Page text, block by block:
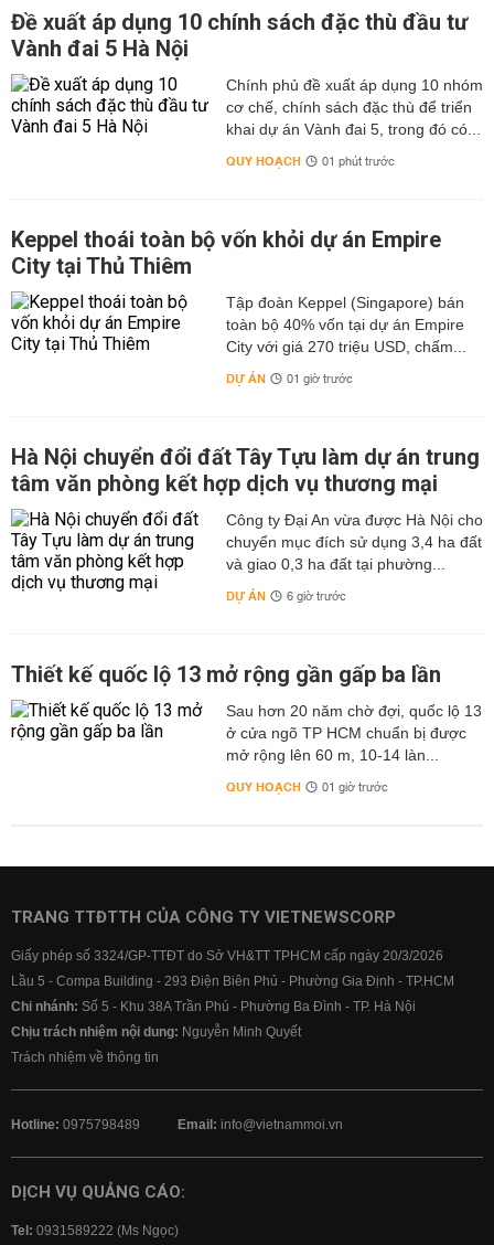
Đề xuất áp dụng 10 chính sách đặc thù đầu tư
Vành đai 5 Hà Nội
Chính phủ đề xuất áp dụng 10 nhóm
cơ chế, chính sách đặc thù để triển
khai dự án Vành đai 5, trong đó có...
QUY HOẠCH 01 phút trước
Keppel thoái toàn bộ vốn khỏi dự án Empire
City tại Thủ Thiêm
Tập đoàn Keppel (Singapore) bán
toàn bộ 40% vốn tại dự án Empire
City với giá 270 triệu USD, chấm...
DỰ ÁN 01 giờ trước
Hà Nội chuyển đổi đất Tây Tựu làm dự án trung
tâm văn phòng kết hợp dịch vụ thương mại
Công ty Đại An vừa được Hà Nội cho
chuyển mục đích sử dụng 3,4 ha đất
và giao 0,3 ha đất tại phường...
DỰ ÁN 6 giờ trước
Thiết kế quốc lộ 13 mở rộng gần gấp ba lần
Sau hơn 20 năm chờ đợi, quốc lộ 13
ở cửa ngõ TP HCM chuẩn bị được
mở rộng lên 60 m, 10-14 làn...
QUY HOẠCH 01 giờ trước
TRANG TTĐTTH CỦA CÔNG TY VIETNEWSCORP
Giấy phép số 3324/GP-TTĐT do Sở VH&TT TPHCM cấp ngày 20/3/2026
Lầu 5 - Compa Building - 293 Điện Biên Phủ - Phường Gia Định - TP.HCM
Chi nhánh: Số 5 - Khu 38A Trần Phú - Phường Ba Đình - TP. Hà Nội
Chịu trách nhiệm nội dung: Nguyễn Minh Quyết
Trách nhiệm về thông tin
Hotline: 0975798489 Email: info@vietnammoi.vn
DỊCH VỤ QUẢNG CÁO:
Tel: 0931589222 (Ms Ngọc)